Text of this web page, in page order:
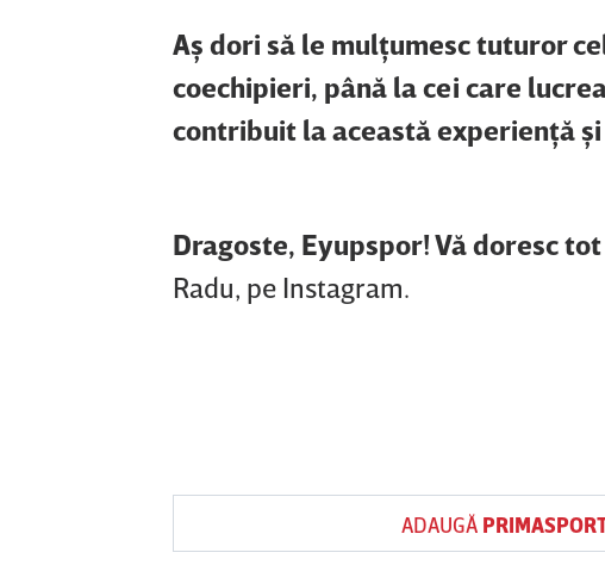
Aş dori să le mulţumesc tuturor
coechipieri, până la cei care
contribuit la această experienţă
Dragoste, Eyupspor! Vă doresc
Radu, pe Instagram.
ADAUGĂ